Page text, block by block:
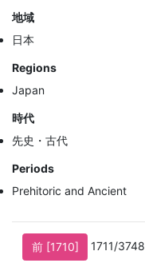
地域
日本
Regions
Japan
時代
先史・古代
Periods
Prehitoric and Ancient
前 [1710] 1711/3748